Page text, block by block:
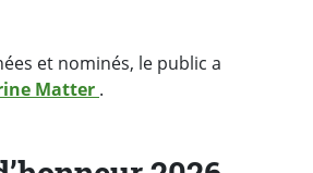
et nominés, le public a
Matter .